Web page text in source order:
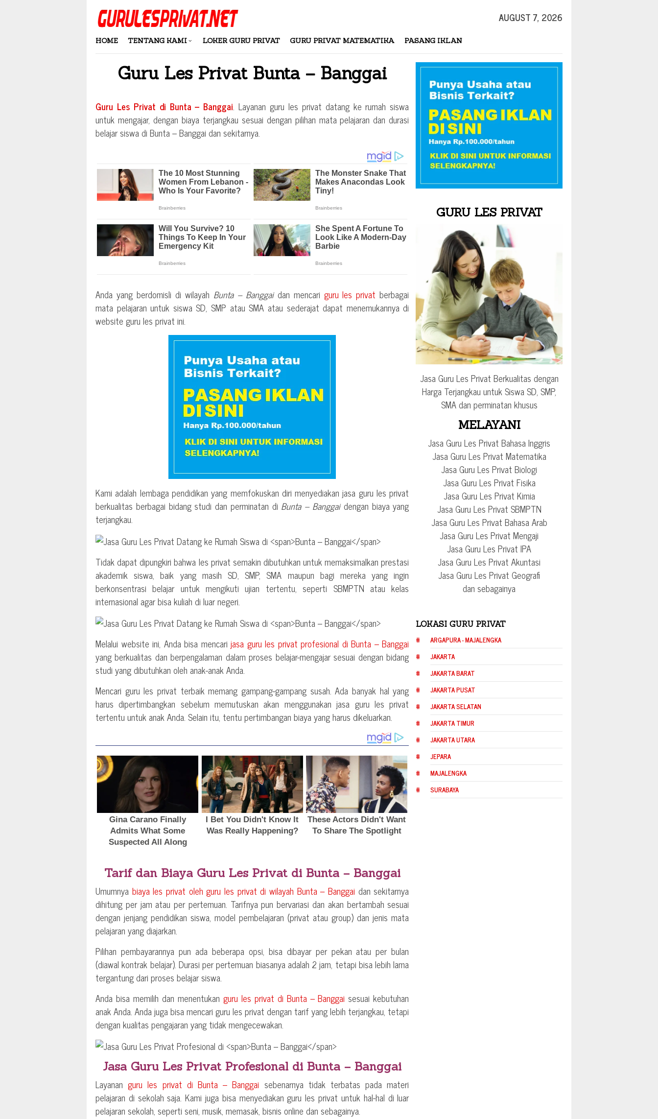
Skip
AUGUST 7, 2026
HOME TENTANG KAMI LOKER GURU PRIVAT GURU PRIVAT MATEMATIKA PASANG IKLAN
Guru Les Privat Bunta – Banggai
Guru Les Privat di Bunta – Banggai. Layanan guru les privat datang ke rumah siswa
untuk mengajar, dengan biaya terjangkau sesuai dengan pilihan mata pelajaran dan durasi
belajar siswa di Bunta – Banggai dan sekitarnya.
Anda yang berdomisli di wilayah Bunta – Banggaidan mencari guru les privat berbagai
mata pelajaran untuk siswa SD, SMP atau SMA atau sederajat dapat menemukannya di
website guru les privat ini.
Kami adalah lembaga pendidikan yang memfokuskan diri menyediakan jasa guru les privat
berkualitas berbagai bidang studi dan perminatan di Bunta – Banggaidengan biaya yang
terjangkau.
Tidak dapat dipungkiri bahwa les privat semakin dibutuhkan untuk memaksimalkan prestasi
akademik siswa, baik yang masih SD, SMP, SMA maupun bagi mereka yang ingin
berkonsentrasi belajar untuk mengikuti ujian tertentu, seperti SBMPTN atau kelas
internasional agar bisa kuliah di luar negeri.
Melalui website ini, Anda bisa mencarijasa guru les privat profesional diBunta – Banggai
yang berkualitas dan berpengalaman dalam proses belajar-mengajar sesuai dengan bidang
studi yang dibutuhkan oleh anak-anak Anda.
Mencari guru les privat terbaik memang gampang-gampang susah. Ada banyak hal yang
harus dipertimbangkan sebelum memutuskan akan menggunakan jasa guru les privat
tertentu untuk anak Anda. Selain itu, tentu pertimbangan biaya yang harus dikeluarkan.
Tarif dan Biaya Guru Les Privat di Bunta – Banggai
Umumnya biaya les privat oleh guru les privat di wilayah Bunta – Banggai dan sekitarnya
dihitung per jam atau per pertemuan. Tarifnya pun bervariasi dan akan bertambah sesuai
dengan jenjang pendidikan siswa, model pembelajaran (privat atau group) dan jenis mata
pelajaran yang diajarkan.
Pilihan pembayarannya pun ada beberapa opsi, bisa dibayar per pekan atau per bulan
(diawal kontrak belajar). Durasi per pertemuan biasanya adalah 2 jam, tetapi bisa lebih lama
tergantung dari proses belajar siswa.
Anda bisa memilih dan menentukan guru les privat di Bunta – Banggai sesuai kebutuhan
anak Anda. Anda juga bisa mencari guru les privat dengan tarif yang lebih terjangkau, tetapi
dengan kualitas pengajaran yang tidak mengecewakan.
Jasa Guru Les Privat Profesional di Bunta – Banggai
Layananguru les privat di Bunta – Banggai sebenarnya tidak terbatas pada materi
pelajaran di sekolah saja. Kami juga bisa menyediakan guru les privat untuk hal-hal di luar
pelajaran sekolah, seperti seni, musik, memasak, bisnis online dan sebagainya.
GURU LES PRIVAT
Jasa Guru Les Privat Berkualitas dengan
Harga Terjangkau untuk Siswa SD, SMP,
SMA dan perminatan khusus
MELAYANI
Jasa Guru Les Privat Bahasa Inggris
Jasa Guru Les Privat Matematika
Jasa Guru Les Privat Biologi
Jasa Guru Les Privat Fisika
Jasa Guru Les Privat Kimia
Jasa Guru Les Privat SBMPTN
Jasa Guru Les Privat Bahasa Arab
Jasa Guru Les Privat Mengaji
Jasa Guru Les Privat IPA
Jasa Guru Les Privat Akuntasi
Jasa Guru Les Privat Geografi
dan sebagainya
LOKASI GURU PRIVAT
ARGAPURA - MAJALENGKA
JAKARTA
JAKARTA BARAT
JAKARTA PUSAT
JAKARTA SELATAN
JAKARTA TIMUR
JAKARTA UTARA
JEPARA
MAJALENGKA
SURABAYA